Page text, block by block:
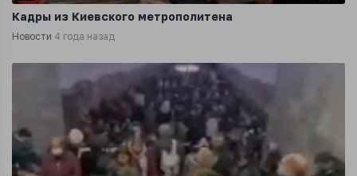
Кадры из Киевского метрополитена
Новости 4 года назад